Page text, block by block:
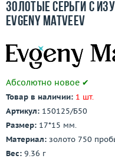
Золотые серьги с
Evgeny Matveev
Абсолютно новое ✔
Товар в наличии: 1 шт.
Артикул: 150125/Б50
Размер: 17*15 мм.
Материал: золото 750
Вес: 9.36 г